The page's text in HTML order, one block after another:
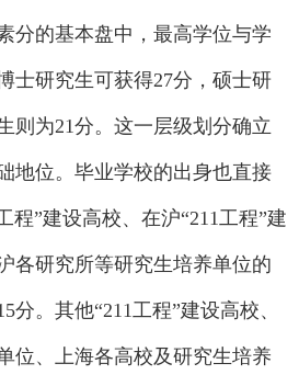
的基本盘中，最高学位与学
士研究生可获得27分，硕士研
则为21分。这一层级划分确立
地位。毕业学校的出身也直接
程”建设高校、在沪“211工程”建
各研究所等研究生培养单位的
分。其他“211工程”建设高校、
位、上海各高校及研究生培养